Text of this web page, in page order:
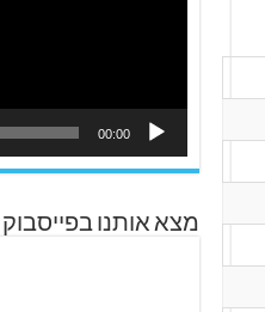
00:00
מצא אותנו בפייסבוק